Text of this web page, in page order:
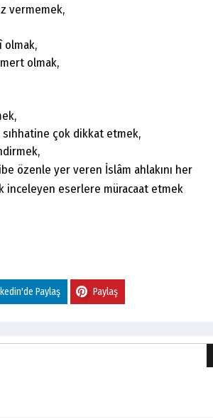
vermemek,
olmak,
olmak,
sıhhatine çok dikkat etmek,
özenle yer veren İslâm ahlakını her
inceleyen eserlere müracaat etmek
Paylaş Paylaş